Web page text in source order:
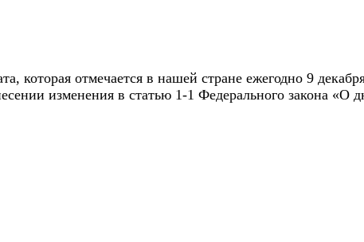
которая отмечается в нашей стране ежегодно 9
изменения в статью 1-1 Федерального закона «О